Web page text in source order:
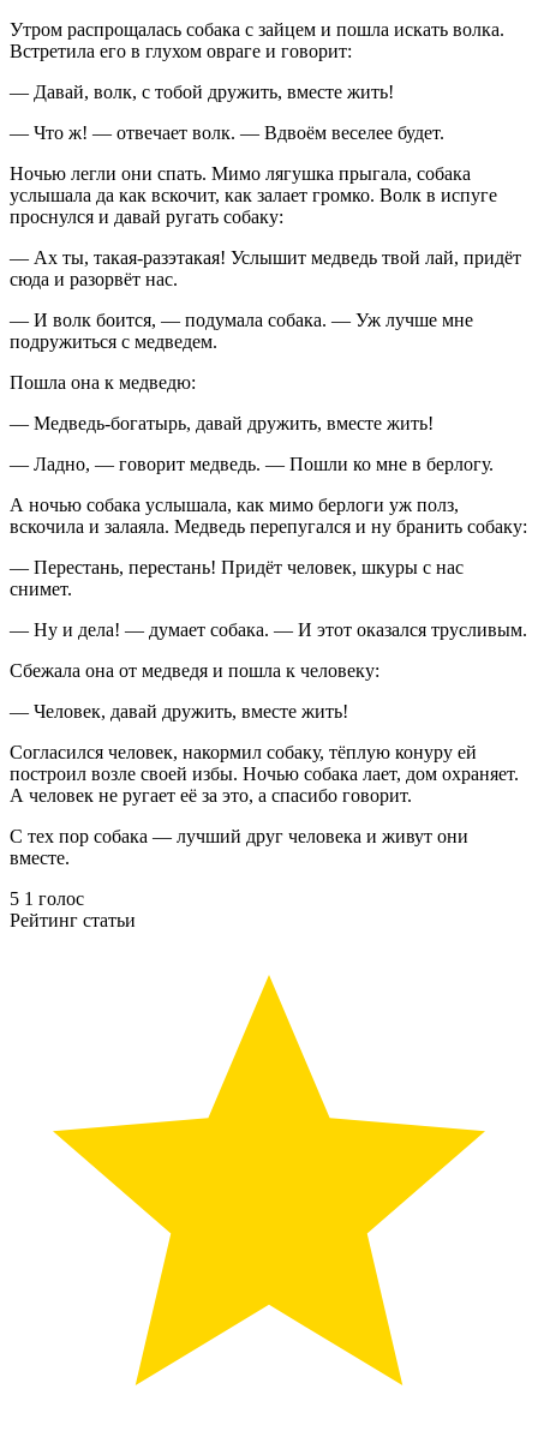
Утром распрощалась собака с зайцем и пошла искать волка.
Встретила его в глухом овраге и говорит:
— Давай, волк, с тобой дружить, вместе жить!
— Что ж! — отвечает волк. — Вдвоём веселее будет.
Ночью легли они спать. Мимо лягушка прыгала, собака
услышала да как вскочит, как залает громко. Волк в испуге
проснулся и давай ругать собаку:
— Ах ты, такая-разэтакая! Услышит медведь твой лай, придёт
сюда и разорвёт нас.
— И волк боится, — подумала собака. — Уж лучше мне
подружиться с медведем.
Пошла она к медведю:
— Медведь-богатырь, давай дружить, вместе жить!
— Ладно, — говорит медведь. — Пошли ко мне в берлогу.
А ночью собака услышала, как мимо берлоги уж полз,
вскочила и залаяла. Медведь перепугался и ну бранить собаку:
— Перестань, перестань! Придёт человек, шкуры с нас
снимет.
— Ну и дела! — думает собака. — И этот оказался трусливым.
Сбежала она от медведя и пошла к человеку:
— Человек, давай дружить, вместе жить!
Согласился человек, накормил собаку, тёплую конуру ей
построил возле своей избы. Ночью собака лает, дом охраняет.
А человек не ругает её за это, а спасибо говорит.
С тех пор собака — лучший друг человека и живут они
вместе.
5 1 голос
Рейтинг статьи